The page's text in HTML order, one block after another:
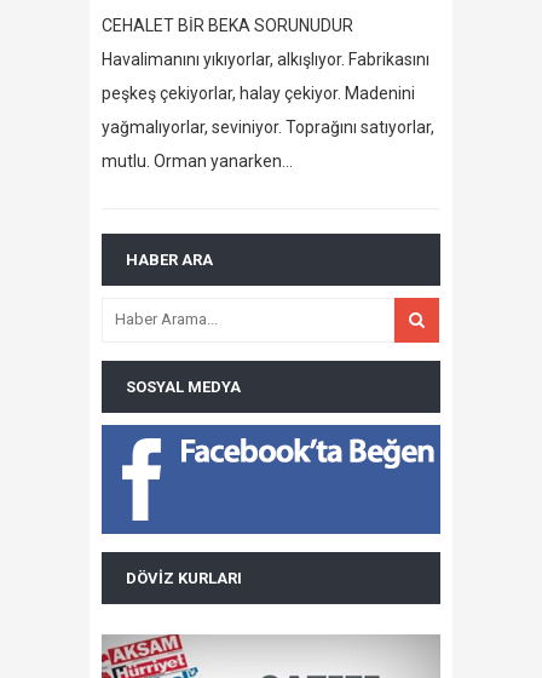
CEHALET BİR BEKA SORUNUDUR
Havalimanını yıkıyorlar, alkışlıyor. Fabrikasını
peşkeş çekiyorlar, halay çekiyor. Madenini
yağmalıyorlar, seviniyor. Toprağını satıyorlar,
mutlu. Orman yanarken…
HABER ARA
SOSYAL MEDYA
DÖVIZ KURLARI